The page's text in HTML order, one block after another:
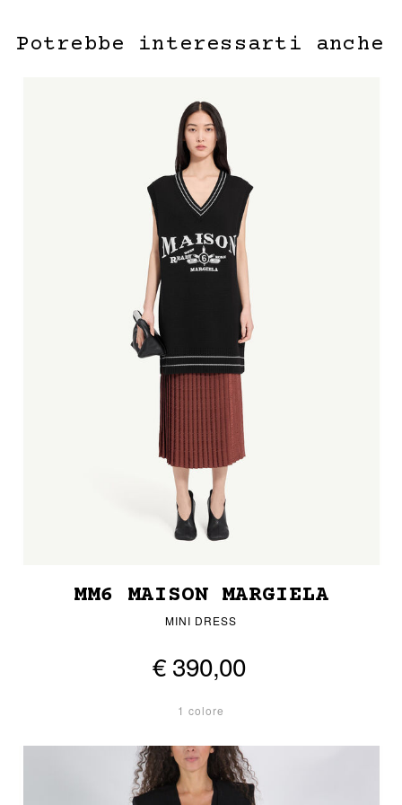
Potrebbe interessarti anche
MM6 MAISON MARGIELA
MINI DRESS
€ 390,00
1 colore